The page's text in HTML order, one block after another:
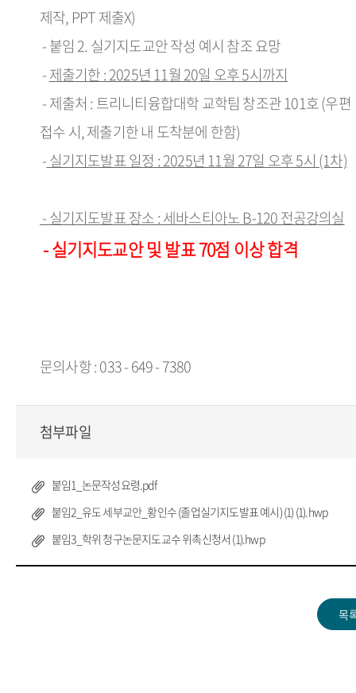
제작, PPT 제출X)
- 붙임 2. 실기지도교안 작성 예시 참조 요망
-제출기한 :2025년 11월 20일 오후 5시까지
- 제출처 : 트리니티융합대학 교학팀 창조관101호 (우편
접수 시, 제출기한 내 도착분에 한함)
-실기지도발표 일정 : 2025년 11월 27일 오후 5시 (1차)
- 실기지도발표 장소 : 세바스티아노 B-120 전공강의실
- 실기지도교안 및 발표 70점 이상 합격
문의사항 : 033 - 649 - 7380
첨부파일
붙임1_논문작성요령.pdf
붙임2_유도 세부교안_황인수 (졸업실기지도발표 예시) (1) (1).hwp
붙임3_학위 청구논문지도교수 위촉신청서 (1).hwp